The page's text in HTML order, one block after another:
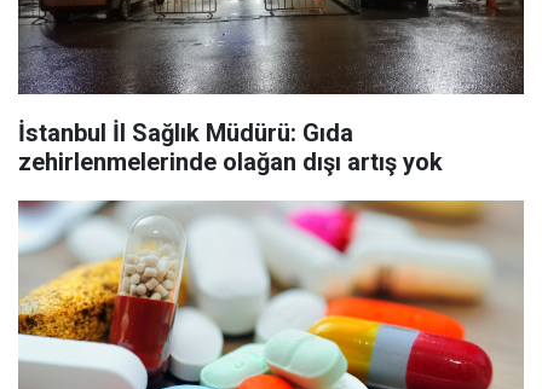
İstanbul İl Sağlık Müdürü: Gıda
zehirlenmelerinde olağan dışı artış yok